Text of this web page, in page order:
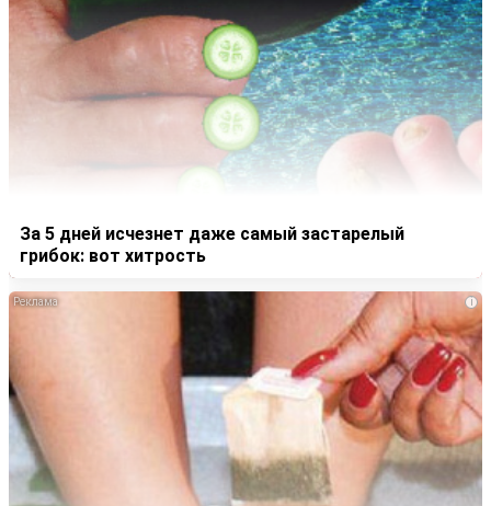
За 5 дней исчезнет даже самый застарелый
грибок: вот хитрость
i